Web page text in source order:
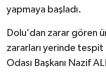
yapmaya başladı.
Dolu'dan zarar gören
zararları yerinde
Odası Başkanı Nazif
Spor
Teknoloji
Televizyon